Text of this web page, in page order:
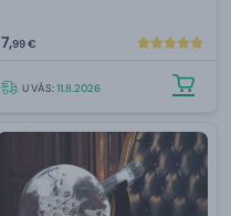
7,99 €
U VÁS:11.8.2026